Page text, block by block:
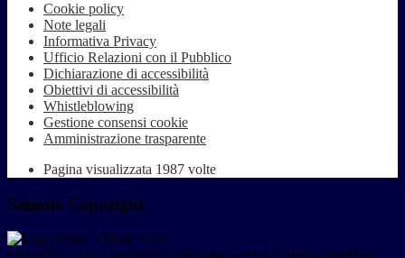
Cookie policy
Note legali
Informativa Privacy
Ufficio Relazioni con il Pubblico
Dichiarazione di accessibilità
Obiettivi di accessibilità
Whistleblowing
Gestione consensi cookie
Amministrazione trasparente
Pagina visualizzata 1987 volte
Sezione Copyright